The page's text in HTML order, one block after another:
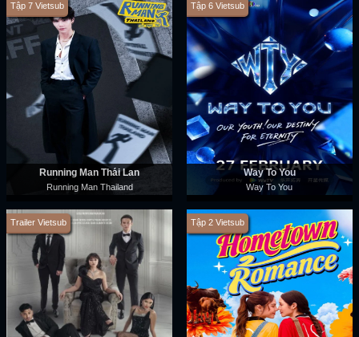
Tập 7 Vietsub
Running Man Thái Lan
Running Man Thailand
Tập 6 Vietsub
Way To You
Way To You
Trailer Vietsub Tập 2 Vietsub